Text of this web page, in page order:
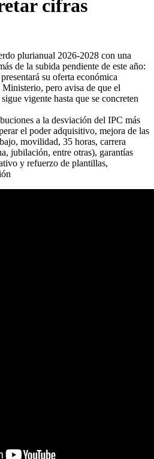
cifras
plurianual 2026-2028 con una
de la subida pendiente de este año:
su oferta económica
pero avisa de que el
vigente hasta que se concreten
a la desviación del IPC más
el poder adquisitivo, mejora de las
movilidad, 35 horas, carrera
jubilación, entre otras), garantías
y refuerzo de plantillas,